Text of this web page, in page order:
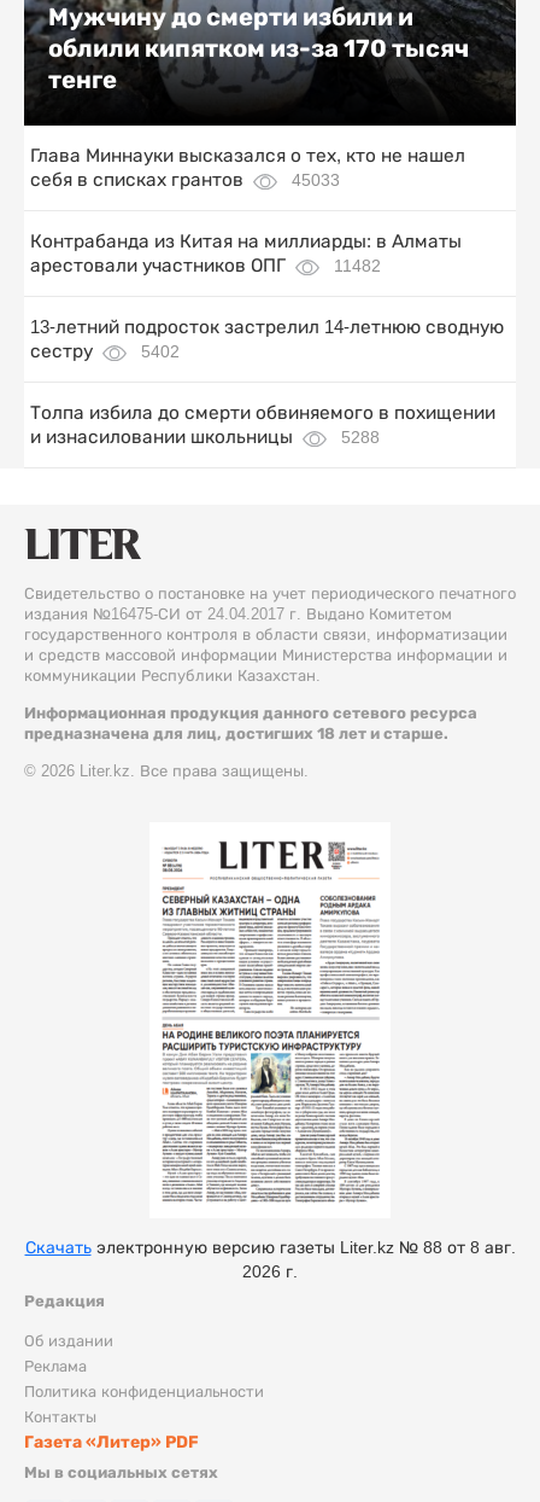
Мужчину до смерти избили и
облили кипятком из-за 170 тысяч
тенге
Глава Миннауки высказался о тех, кто не нашел
себя в списках грантов
45033
Контрабанда из Китая на миллиарды: в Алматы
арестовали участников ОПГ
11482
13-летний подросток застрелил 14-летнюю сводную
сестру
5402
Толпа избила до смерти обвиняемого в похищении
и изнасиловании школьницы
5288
Свидетельство о постановке на учет периодического печатного
издания №16475-СИ от 24.04.2017 г. Выдано Комитетом
государственного контроля в области связи, информатизации
и средств массовой информации Министерства информации и
коммуникации Республики Казахстан.
Информационная продукция данного сетевого ресурса
предназначена для лиц, достигших 18 лет и старше.
© 2026 Liter.kz. Все права защищены.
Редакция
Об издании
Реклама
Политика конфиденциальности
Контакты
Газета «Литер» PDF
Мы в социальных сетях
Скачатьэлектронную версию газеты Liter.kz № 88 от 8 авг.
2026 г.